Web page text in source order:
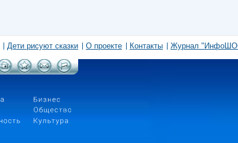
Дети рисуют сказки О проекте Контакты Журнал